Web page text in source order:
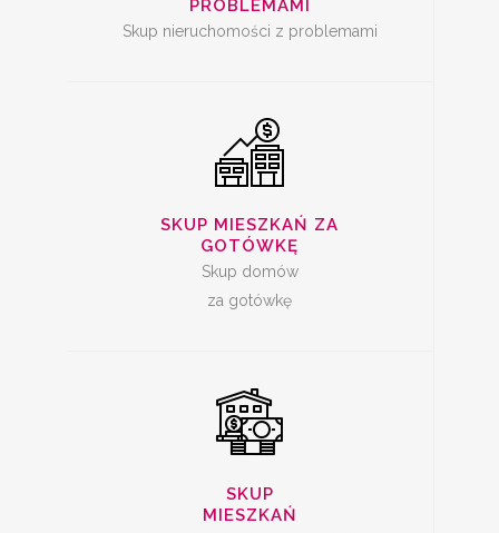
PROBLEMAMI
Skup nieruchomości z problemami
SKUP MIESZKAŃ ZA
GOTÓWKĘ
Skup domów
za gotówkę
SKUP
MIESZKAŃ
SKUP MIESZKAŃ